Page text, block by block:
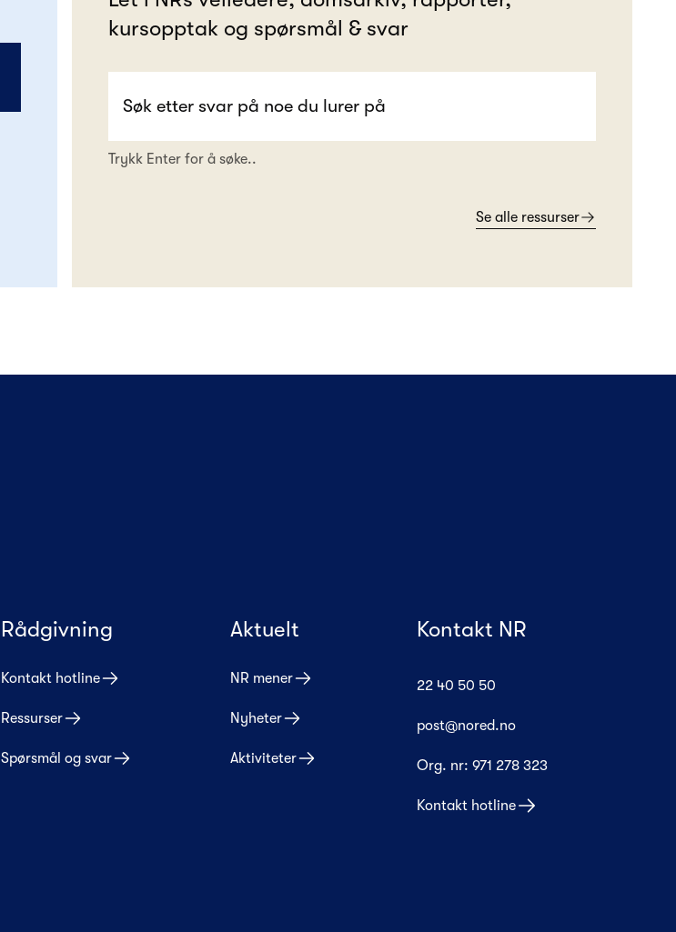
kursopptak og spørsmål & svar
Trykk Enter for å søke..
Se alle ressurser
Rådgivning
Kontakt hotline
Ressurser
Spørsmål og svar
Aktuelt
NR mener
Nyheter
Aktiviteter
Kontakt NR
22 40 50 50
post@nored.no
Org. nr:971 278 323
Kontakt hotline